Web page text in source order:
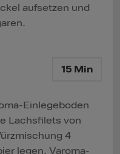
aufsetzen und
15 Min
Einlegeboden
Lachsfilets von
4
legen. Varoma-